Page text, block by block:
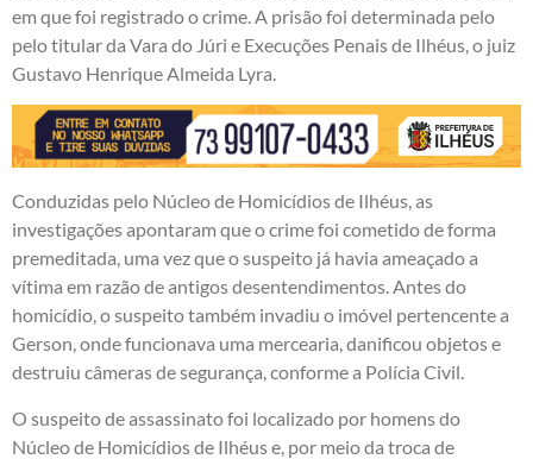
em que foi registrado o crime. A prisão foi determinada pelo
pelo titular da Vara do Júri e Execuções Penais de Ilhéus, o juiz
Gustavo Henrique Almeida Lyra.
Conduzidas pelo Núcleo de Homicídios de Ilhéus, as
investigações apontaram que o crime foi cometido de forma
premeditada, uma vez que o suspeito já havia ameaçado a
vítima em razão de antigos desentendimentos. Antes do
homicídio, o suspeito também invadiu o imóvel pertencente a
Gerson, onde funcionava uma mercearia, danificou objetos e
destruiu câmeras de segurança, conforme a Polícia Civil.
O suspeito de assassinato foi localizado por homens do
Núcleo de Homicídios de Ilhéus e, por meio da troca de